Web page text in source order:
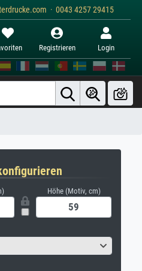
· 0043 4257 29415
Registrieren Login
Höhe (Motiv, cm)